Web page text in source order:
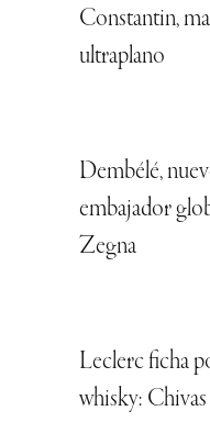
Constantin,
ultraplano
Dembélé,
embajador
Zegna
Leclerc ficha
whisky: Chivas